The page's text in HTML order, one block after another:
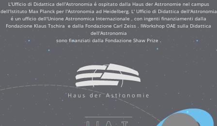
L'Ufficio di Didattica dell'Astronomia é ospitato dalla Haus der Astronomie nel campus
dell'Istituto Max Planck per l'Astronomia ad Heidelberg. L' Ufficio di Didattica dell'Astronomia
é un ufficio dell'Unione Astronomica Internazionale , con ingenti finanziamenti dalla
Fondazione Klaus Tschira e dalla Fondazione Carl Zeiss . IWorkshop OAE sulla Didattica
dell'Astronomia
sono finanziati dalla Fondazione Shaw Prize .